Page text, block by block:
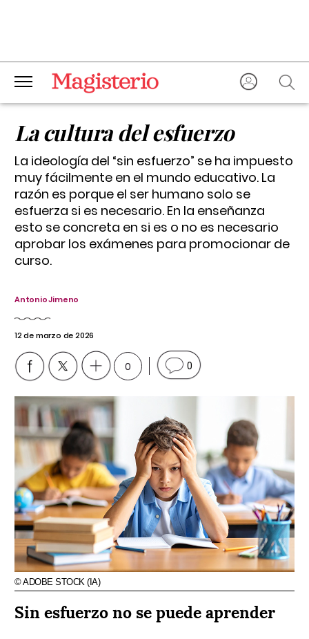
La cultura del esfuerzo
La ideología del “sin esfuerzo” se ha impuesto
muy fácilmente en el mundo educativo. La
razón es porque el ser humano solo se
esfuerza si es necesario. En la enseñanza
esto se concreta en si es o no es necesario
aprobar los exámenes para promocionar de
curso.
Antonio Jimeno
12 de marzo de 2026
0 0
© ADOBE STOCK (IA)
Sin esfuerzo no se puede aprender